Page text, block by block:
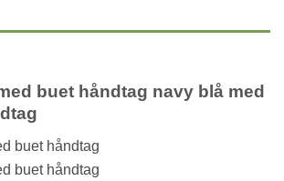
buet håndtag navy blå med